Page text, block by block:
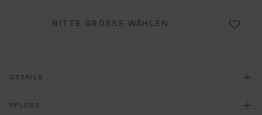
BITTE GRÖSSE WÄHLEN
DETAILS
PFLEGE